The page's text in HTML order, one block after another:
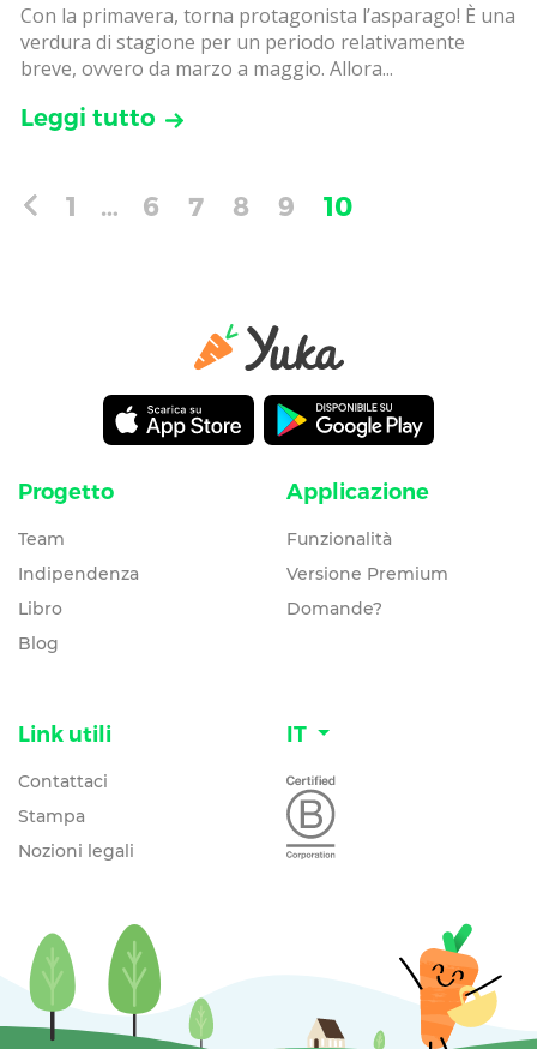
Con la primavera, torna protagonista l’asparago! È una
verdura di stagione per un periodo relativamente
breve, ovvero da marzo a maggio. Allora...
Leggi tutto
1 … 6 7 8 9 10
Progetto
Team
Indipendenza
Libro
Blog
Applicazione
Funzionalità
Versione Premium
Domande?
Link utili
Contattaci
Stampa
Nozioni legali
IT